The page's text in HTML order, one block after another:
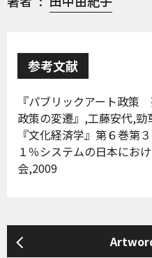
参考文献
『パブリックアート政策
政策の変遷』,工藤安代,勁
『文化経済学』第６巻第
１％システムの日本にお
会,2009